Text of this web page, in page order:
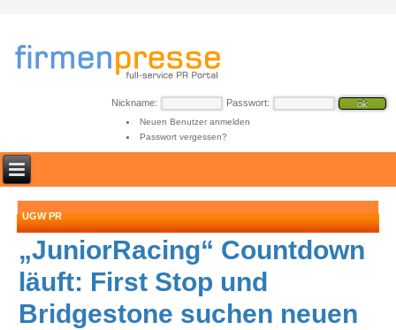
Nickname: Passwort:
Neuen Benutzer anmelden
Passwort vergessen?
UGW PR
„JuniorRacing“ Countdown
läuft: First Stop und
Bridgestone suchen neuen